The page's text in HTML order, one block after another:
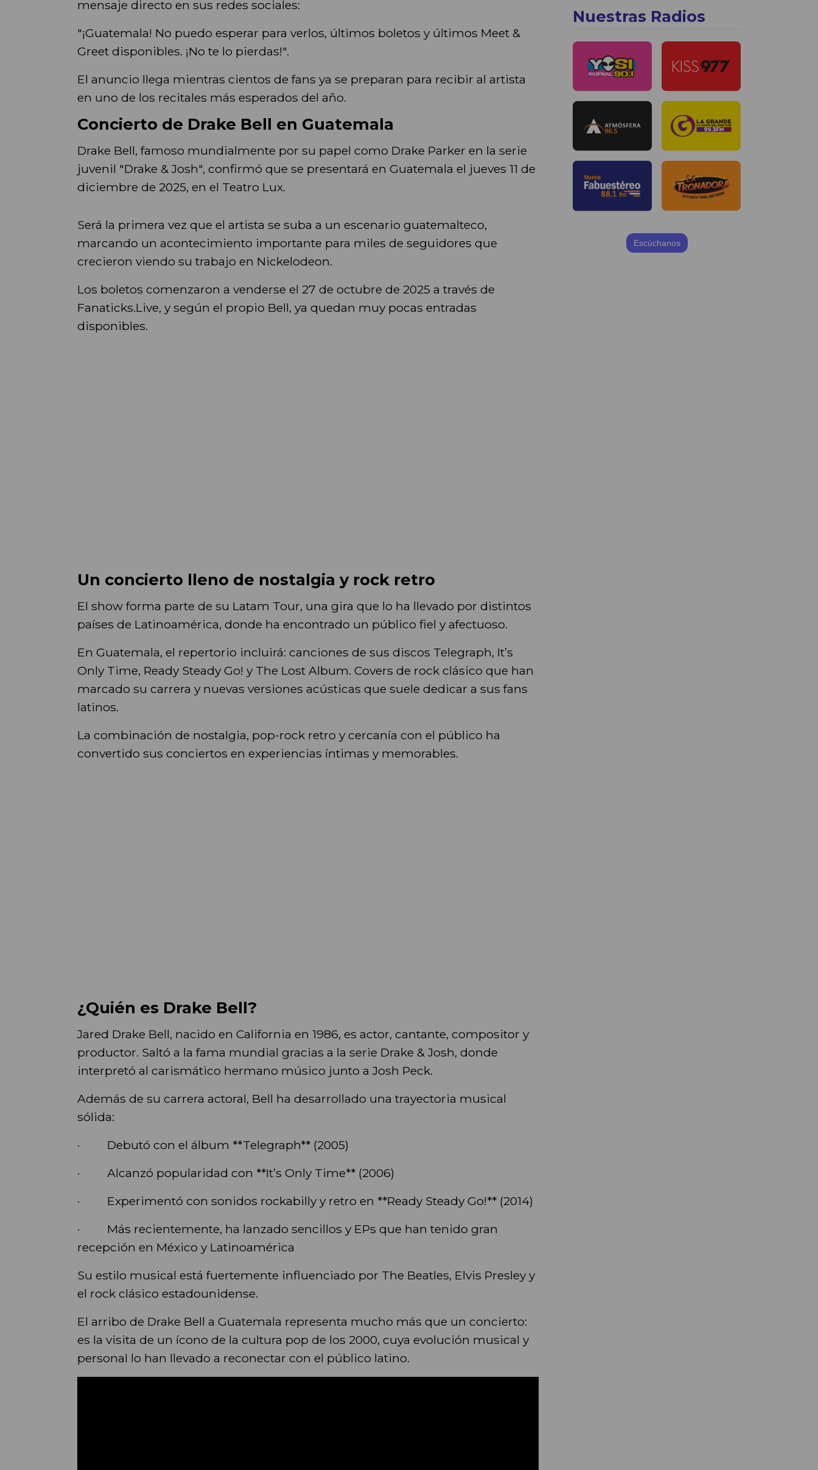
mensaje directo en sus redes sociales:
"¡Guatemala! No puedo esperar para verlos, últimos boletos y últimos Meet &
Greet disponibles. ¡No te lo pierdas!".
El anuncio llega mientras cientos de fans ya se preparan para recibir al artista
en uno de los recitales más esperados del año.
Concierto de Drake Bell en Guatemala
Drake Bell, famoso mundialmente por su papel como Drake Parker en la serie
juvenil "Drake & Josh", confirmó que se presentará en Guatemala el jueves 11 de
diciembre de 2025, en el Teatro Lux.
Será la primera vez que el artista se suba a un escenario guatemalteco,
marcando un acontecimiento importante para miles de seguidores que
crecieron viendo su trabajo en Nickelodeon.
Los boletos comenzaron a venderse el 27 de octubre de 2025 a través de
Fanaticks.Live, y según el propio Bell, ya quedan muy pocas entradas
disponibles.
Un concierto lleno de nostalgia y rock retro
El show forma parte de su Latam Tour, una gira que lo ha llevado por distintos
países de Latinoamérica, donde ha encontrado un público fiel y afectuoso.
En Guatemala, el repertorio incluirá: canciones de sus discos Telegraph, It’s
Only Time, Ready Steady Go! y The Lost Album. Covers de rock clásico que han
marcado su carrera y nuevas versiones acústicas que suele dedicar a sus fans
latinos.
La combinación de nostalgia, pop-rock retro y cercanía con el público ha
convertido sus conciertos en experiencias íntimas y memorables.
¿Quién es Drake Bell?
Jared Drake Bell, nacido en California en 1986, es actor, cantante, compositor y
productor. Saltó a la fama mundial gracias a la serie Drake & Josh, donde
interpretó al carismático hermano músico junto a Josh Peck.
Además de su carrera actoral, Bell ha desarrollado una trayectoria musical
sólida:
· Debutó con el álbum **Telegraph** (2005)
· Alcanzó popularidad con **It’s Only Time** (2006)
· Experimentó con sonidos rockabilly y retro en **Ready Steady Go!** (2014)
· Más recientemente, ha lanzado sencillos y EPs que han tenido gran
recepción en México y Latinoamérica
Su estilo musical está fuertemente influenciado por The Beatles, Elvis Presley y
el rock clásico estadounidense.
El arribo de Drake Bell a Guatemala representa mucho más que un concierto:
es la visita de un ícono de la cultura pop de los 2000, cuya evolución musical y
personal lo han llevado a reconectar con el público latino.
Nuestras Radios
Escúchanos